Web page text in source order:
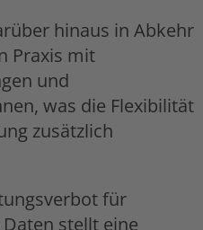
hinaus in Abkehr
Praxis mit
und
was die Flexibilität
zusätzlich
für
stellt eine